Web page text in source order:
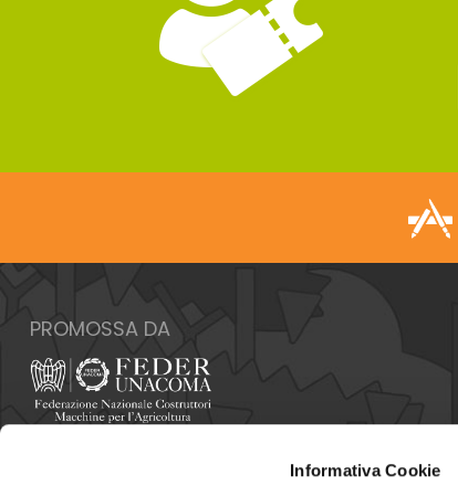
Informativa Cookie
PROMOSSA DA
Tel: +39 06432981 - Fax: +39 064076370